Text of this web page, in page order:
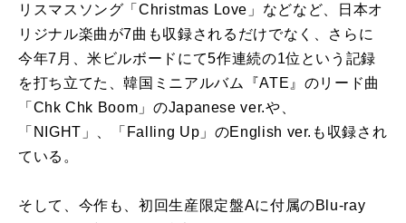
リスマスソング「Christmas Love」などなど、日本オ
リジナル楽曲が7曲も収録されるだけでなく、さらに
今年7月、米ビルボードにて5作連続の1位という記録
を打ち立てた、韓国ミニアルバム『ATE』のリード曲
「Chk Chk Boom」のJapanese ver.や、
「NIGHT」、「Falling Up」のEnglish ver.も収録され
ている。
そして、今作も、初回生産限定盤Aに付属のBlu-ray